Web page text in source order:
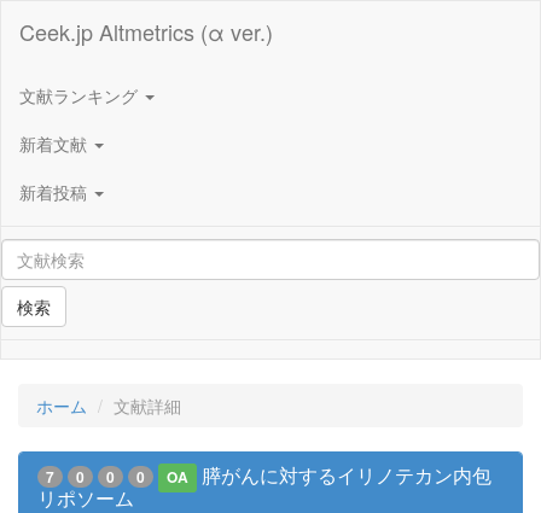
Ceek.jp Altmetrics (α ver.)
文献ランキング
新着文献
新着投稿
検索
ホーム 文献詳細
7 0 0 0 OA
膵がんに対するイリノテカン内包
リポソーム